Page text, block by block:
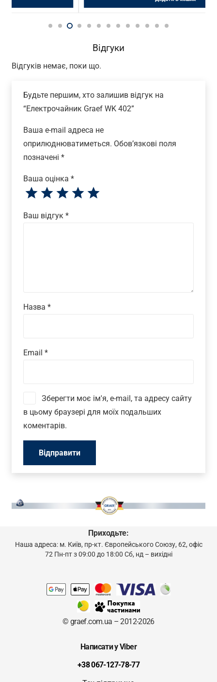
Відгуки
Відгуків немає, поки що.
Будьте першим, хто залишив відгук на
“Електрочайник Graef WK 402”
Ваша e-mail адреса не
оприлюднюватиметься. Обов’язкові поля
позначені *
Ваша оцінка *
Ваш відгук *
Назва *
Email *
Зберегти моє ім'я, e-mail, та адресу сайту
в цьому браузері для моїх подальших
коментарів.
Приходьте:
Наша адреса: м. Київ, пр-кт. Європейського Союзу, 62, офіс
72 Пн-пт з 09:00 до 18:00 Сб, нд – вихідні
© graef.com.ua – 2012-2026
Написати у Viber
+38 067-127-78-77